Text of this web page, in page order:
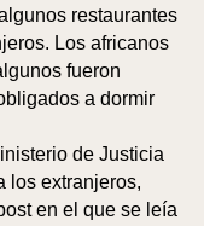
restaurantes
Los africanos
fueron
a dormir
de Justicia
los extranjeros,
en el que se leía